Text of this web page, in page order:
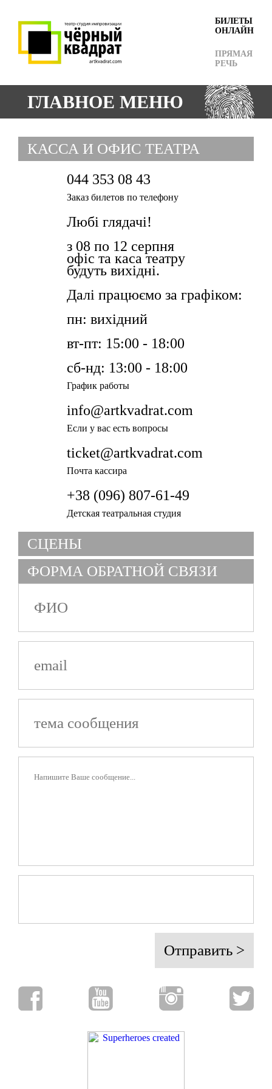
БИЛЕТЫ
ОНЛАЙН
ПРЯМАЯ
РЕЧЬ
ГЛАВНОЕ МЕНЮ
КАССА И ОФИС ТЕАТРА
044 353 08 43
Заказ билетов по телефону
Любі глядачі!
з 08 по 12 серпня
офіс та каса театру
будуть вихідні.
Далі працюємо за графіком:
пн: вихідний
вт-пт: 15:00 - 18:00
сб-нд: 13:00 - 18:00
График работы
info@artkvadrat.com
Если у вас есть вопросы
ticket@artkvadrat.com
Почта кассира
+38 (096) 807-61-49
Детская театральная студия
СЦЕНЫ
ФОРМА ОБРАТНОЙ СВЯЗИ